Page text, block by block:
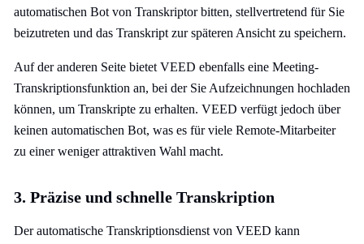
automatischen Bot von Transkriptor bitten, stellvertretend für Sie
beizutreten und das Transkript zur späteren Ansicht zu speichern.
Auf der anderen Seite bietet VEED ebenfalls eine Meeting-
Transkriptionsfunktion an, bei der Sie Aufzeichnungen hochladen
können, um Transkripte zu erhalten. VEED verfügt jedoch über
keinen automatischen Bot, was es für viele Remote-Mitarbeiter
zu einer weniger attraktiven Wahl macht.
3. Präzise und schnelle Transkription
Der automatische Transkriptionsdienst von VEED kann